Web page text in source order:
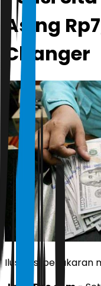
Asing
Changer
Ilustrasi penukaran